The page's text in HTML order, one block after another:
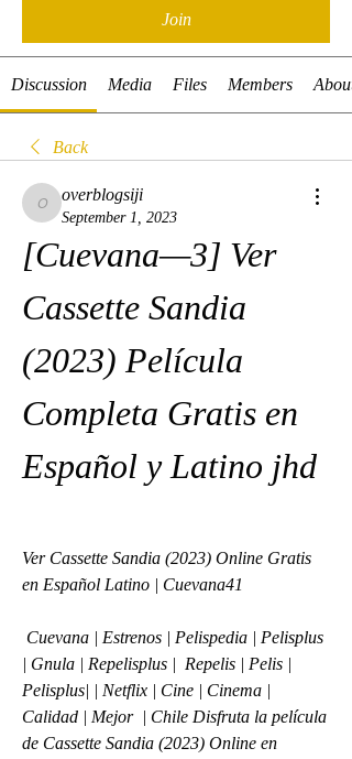
Join
Discussion Media Files Members About
Back
overblogsiji
overblogsiji
September 1, 2023
[Cuevana—3] Ver
Cassette Sandia
(2023) Película
Completa Gratis en
Español y Latino jhd
Ver Cassette Sandia (2023) Online Gratis
en Español Latino | Cuevana41
| Gnula | Repelisplus |  Repelis | Pelis |
Pelisplus| | Netflix | Cine | Cinema |
Calidad | Mejor  | Chile Disfruta la película
de Cassette Sandia (2023) Online en